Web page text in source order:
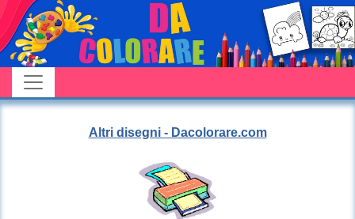
Altri disegni - Dacolorare.com